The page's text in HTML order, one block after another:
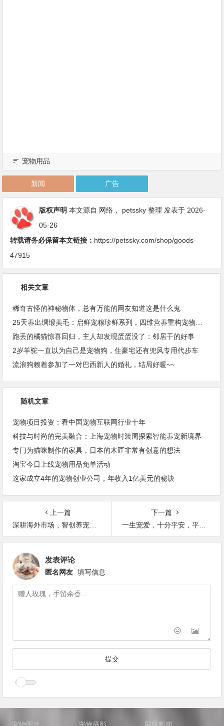
宠物用品
新闻 广告
版权声明 本文源自 网络， petssky 整理 发表于 2026-
05-26
转载请务必保留本文链接： https://petssky.com/shop/goods-
47915
相关文章
稀奇古怪的神秘物体，总有万能的网友知道这是什么鬼
跑丢的橘猫惊喜回归，主人却发现蛋蛋没了：邻居干的好事
2岁羊驼一直以为自己是宠物狗，住豪宅还有兜风专用代步车
流浪狗赖着参加了一对巴西新人的婚礼，结局好暖~~
随机文章
宠物项目投资：看中国宠物互联网行业十年
科技与时尚的完美融合：上海宠物时装周探索智能养宠新境界
专门为猫咪制作的家具，日本的木匠非常有创意的想法
淘宝今日上线宠物用品免单活动
这家成立4年的宠物创业公司，年收入1亿美元的秘诀
上一篇
深耕海外市场，智创养宠新境：Pilo亮相墨西哥产品发布会，重塑现代养宠家庭生活体验
下一篇
一生宠爱，十分平安，平安银行爱宠信用卡解锁暖心养宠新体验
发表评论
匿名网友 填写信息
宠物图片 宠物摄影 国际新闻